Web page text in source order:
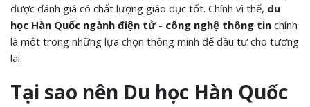
được đánh giá có chất lượng giáo dục tốt. Chính vì thế, du
học Hàn Quốc ngành điện tử - công nghệ thông tin chính
là một trong những lựa chọn thông minh để đầu tư cho tương
lai.
Tại sao nên Du học Hàn Quốc